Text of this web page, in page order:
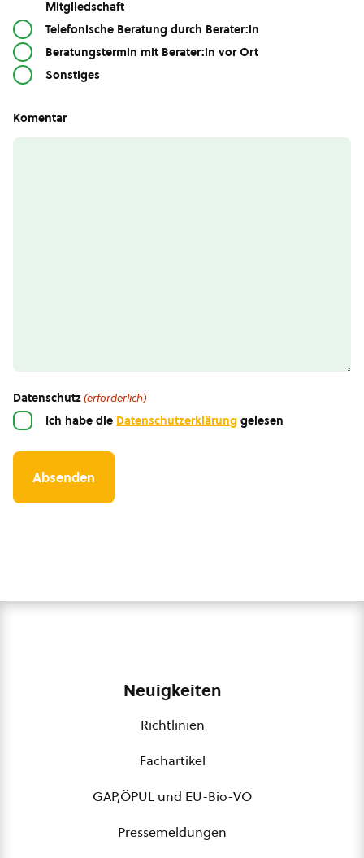
Mitgliedschaft
Telefonische Beratung durch Berater:in
Beratungstermin mit Berater:in vor Ort
Sonstiges
Komentar
Datenschutz(erforderlich)
Ich habe die Datenschutzerklärung gelesen
Neuigkeiten
Richtlinien
Fachartikel
GAP,ÖPUL und EU-Bio-VO
Pressemeldungen